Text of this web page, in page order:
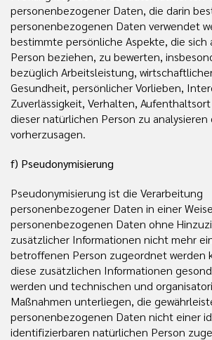
personenbezogener Daten, die darin
personenbezogenen Daten verwendet
bestimmte persönliche Aspekte, die sich
Person beziehen, zu bewerten,
bezüglich Arbeitsleistung,
Gesundheit, persönlicher Vorlieben,
Zuverlässigkeit, Verhalten,
dieser natürlichen Person zu analysieren
vorherzusagen.
f) Pseudonymisierung
Pseudonymisierung ist die Verarbeitung
personenbezogener Daten in einer
personenbezogenen Daten ohne
zusätzlicher Informationen nicht mehr
betroffenen Person zugeordnet werden
diese zusätzlichen Informationen
werden und technischen und
Maßnahmen unterliegen, die
personenbezogenen Daten nicht einer
identifizierbaren natürlichen Person